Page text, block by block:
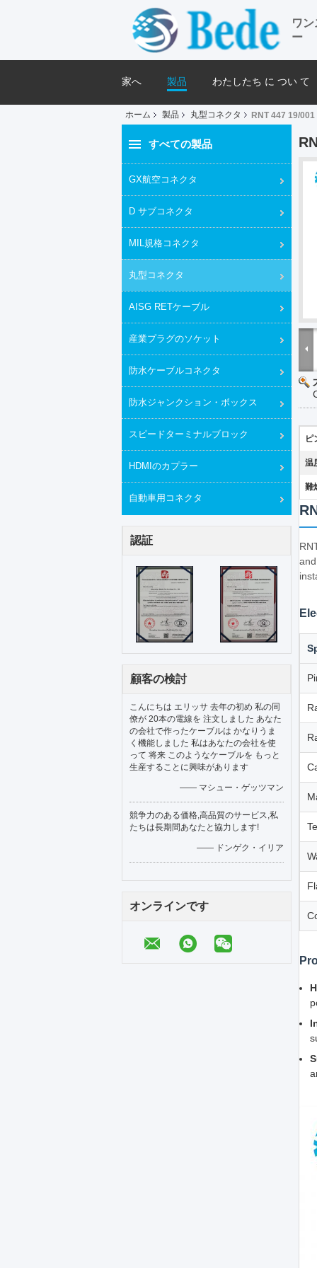
ワ
ー
家へ 製品 わたしたち に つい て
ホーム 製品 丸型コネクタ RNT 447 19/
すべての製品
GX航空コネクタ
D サブコネクタ
MIL規格コネクタ
丸型コネクタ
AISG RETケーブル
産業プラグのソケット
防水ケーブルコネクタ
防水ジャンクション・ボックス
スピードターミナルブロック
HDMIのカプラー
自動車用コネクタ
認証
顧客の検討
こんにちは エリッサ 去年の初め 私の同
僚が 20本の電線を 注文しました あなた
の会社で作ったケーブルは かなりうま
く機能しました 私はあなたの会社を使
って 将来 このようなケーブルを もっと
生産することに興味があります
—— マシュー・ゲッツマン
競争力のある価格,高品質のサービス,私
たちは長期間あなたと協力します!
—— ドンゲク・イリア
オンラインです
ピ
温
難